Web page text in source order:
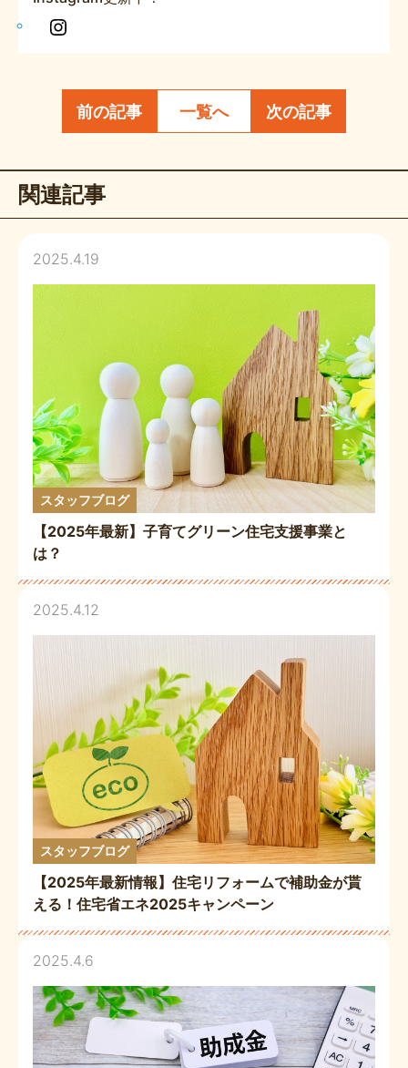
In
g
a
m
前の記事 一覧へ 次の記事
関連記事
2025.4.19
スタッフブログ
【2025年最新】子育てグリーン住宅支援事業と
は？
2025.4.12
スタッフブログ
【2025年最新情報】住宅リフォームで補助金が貰
える！住宅省エネ2025キャンペーン
2025.4.6